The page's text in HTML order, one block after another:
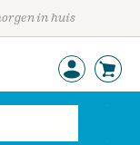
in huis